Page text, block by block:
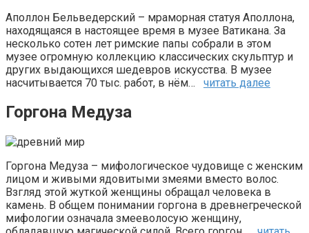
Аполлон Бельведерский – мраморная статуя Аполлона,
находящаяся в настоящее время в музее Ватикана. За
несколько сотен лет римские папы собрали в этом
музее огромную коллекцию классических скульптур и
других выдающихся шедевров искусства. В музее
насчитывается 70 тыс. работ, в нём… читать далее
Горгона Медуза
Горгона Медуза – мифологическое чудовище с женским
лицом и живыми ядовитыми змеями вместо волос.
Взгляд этой жуткой женщины обращал человека в
камень. В общем понимании горгона в древнегреческой
мифологии означала змееволосую женщину,